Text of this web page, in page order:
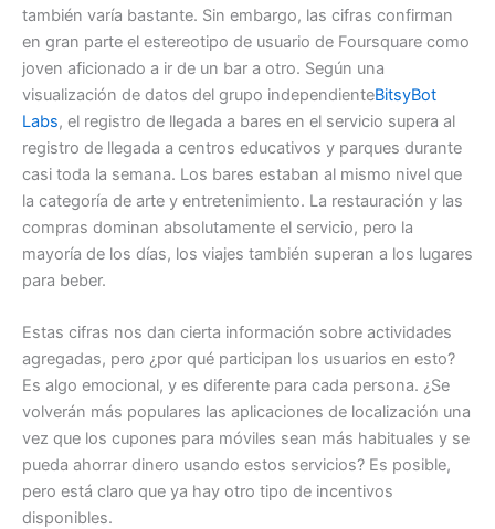
también varía bastante. Sin embargo, las cifras confirman
en gran parte el estereotipo de usuario de Foursquare como
joven aficionado a ir de un bar a otro. Según una
visualización de datos del grupo independienteBitsyBot
Labs, el registro de llegada a bares en el servicio supera al
registro de llegada a centros educativos y parques durante
casi toda la semana. Los bares estaban al mismo nivel que
la categoría de arte y entretenimiento. La restauración y las
compras dominan absolutamente el servicio, pero la
mayoría de los días, los viajes también superan a los lugares
para beber.
Estas cifras nos dan cierta información sobre actividades
agregadas, pero ¿por qué participan los usuarios en esto?
Es algo emocional, y es diferente para cada persona. ¿Se
volverán más populares las aplicaciones de localización una
vez que los cupones para móviles sean más habituales y se
pueda ahorrar dinero usando estos servicios? Es posible,
pero está claro que ya hay otro tipo de incentivos
disponibles.